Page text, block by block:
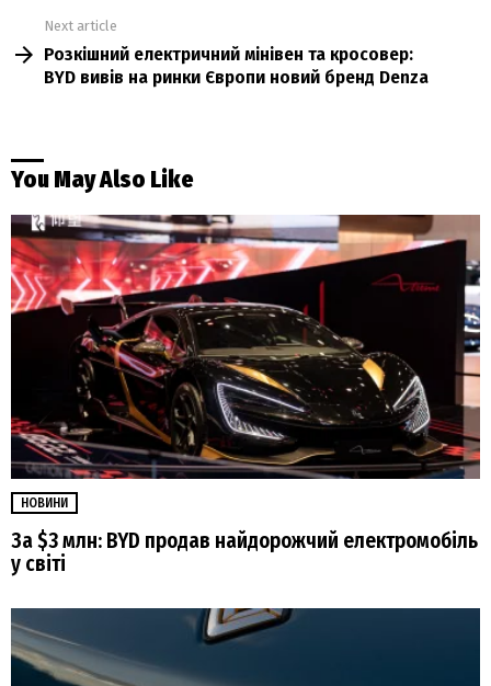
Next article
Розкішний електричний мінівен та кросовер:
BYD вивів на ринки Європи новий бренд Denza
You May Also Like
НОВИНИ
За $3 млн: BYD продав найдорожчий електромобіль
у світі